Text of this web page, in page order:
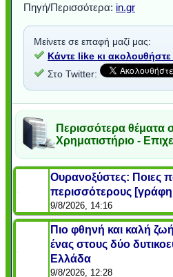
Πηγή/Περισσότερα: in.gr
Μείνετε σε επαφή μαζί μας:
Κάντε like κι
Στο Twitter:
Περισσότερα θέματα
Χρηματιστήριο -
Ουρανοξύστες: Ποιες
περισσότερους
9/8/2026, 14:16
Πιο φθηνή και καλή
ένας στους δύο
Ελλάδα
9/8/2026, 12:28